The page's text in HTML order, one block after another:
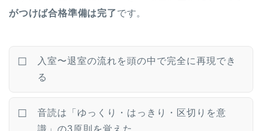
がつけば合格準備は完了です。
☐
入室〜退室の流れを頭の中で完全に再現でき
る
☐
音読は「ゆっくり・はっきり・区切りを意
識」の3原則を覚えた